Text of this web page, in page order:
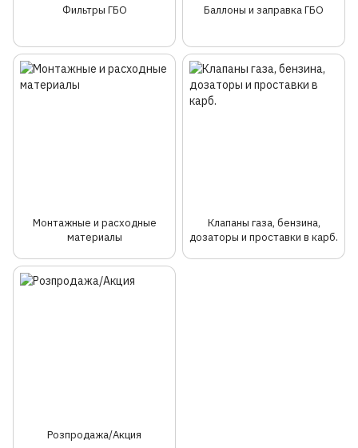
Фильтры ГБО Баллоны и заправка ГБО
Монтажные и расходные
материалы
Клапаны газа, бензина,
дозаторы и проставки в карб.
Розпродажа/Акция